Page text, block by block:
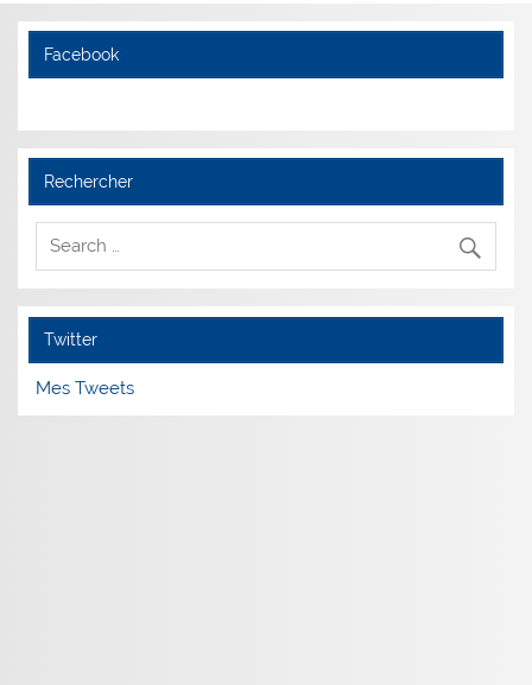
Facebook
Rechercher
Twitter
Mes Tweets